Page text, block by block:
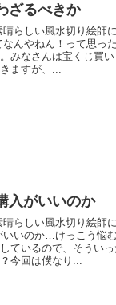
ざるべきか
らしい風水切り絵師
んやねん！って思っ
みなさんは宝くじ買
ますが、...
入がいいのか
らしい風水切り絵師
いいのか…けっこう悩
ているので、そうい
今回は僕なり...